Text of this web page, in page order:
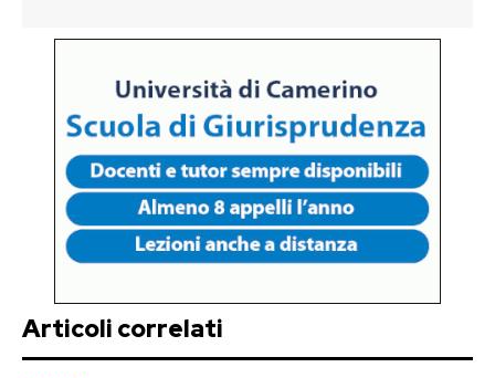
Articoli correlati